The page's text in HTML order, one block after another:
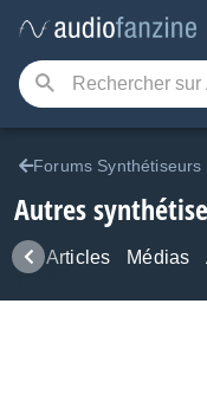
Forums Synthétiseurs
Autres
Articles Médias